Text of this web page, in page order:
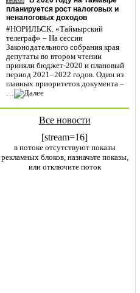
планируется рост налоговых и
неналоговых доходов
#НОРИЛЬСК. «Таймырский
телеграф» – На сессии
Законодательного собрания края
депутаты во втором чтении
приняли бюджет-2020 и плановый
период 2021–2022 годов. Один из
главных приоритетов документа –
…
Все новости
[stream=16]
в потоке отсутствуют показы
рекламных блоков, назначьте показы,
или отключите поток